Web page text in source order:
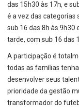
das 15h30 às 17h, e
é a vez das categorias
sub 16 das 8h às 9h30
tarde, com sub 16 das
A participação é
todas as famílias
desenvolver seus
prioridade da gestão
transformador do